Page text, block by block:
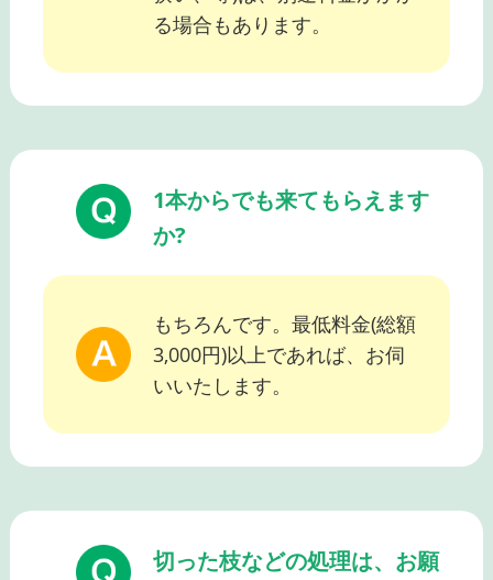
る場合もあります。
1本からでも来てもらえます
か?
もちろんです。最低料金(総額
3,000円)以上であれば、お伺
いいたします。
切った枝などの処理は、お願